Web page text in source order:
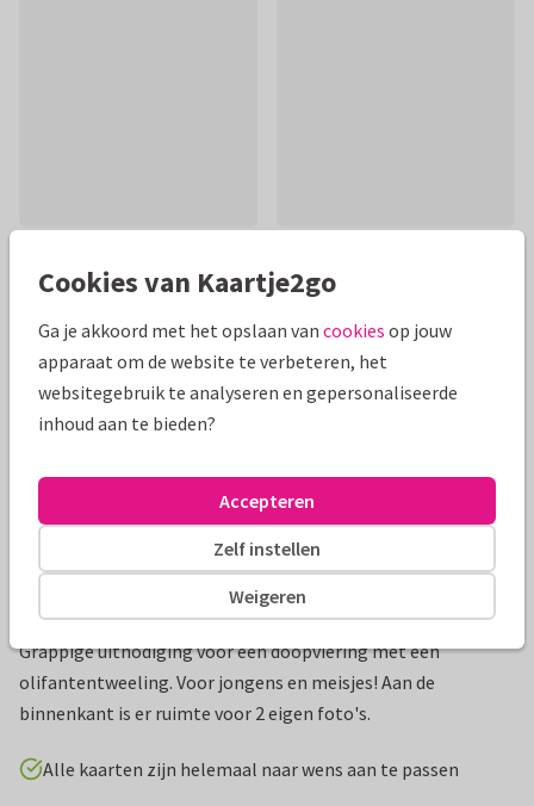
Mooie extra's bij je kaart
Productinformatie
Grappige uitnodiging voor een doopviering met een
olifantentweeling. Voor jongens en meisjes! Aan de
binnenkant is er ruimte voor 2 eigen foto's.
Alle kaarten zijn helemaal naar wens aan te passen
Cookies van Kaartje2go
Ga je akkoord met het opslaan van cookies op jouw
apparaat om de website te verbeteren, het
websitegebruik te analyseren en gepersonaliseerde
inhoud aan te bieden?
Weigeren
Zelf instellen
Accepteren